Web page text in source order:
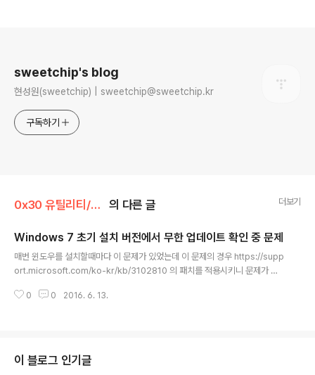
sweetchip's blog
현성원(sweetchip) | sweetchip@sweetchip.kr
구독하기
0x30 유틸리티/0x32 utility 의 다른 글 더보기
Windows 7 초기 설치 버전에서 무한 업데이트 확인 중 문제
매번 윈도우를 설치할때마다 이 문제가 있었는데 이 문제의 경우 https://supp
ort.microsoft.com/ko-kr/kb/3102810 의 패치를 적용시키니 문제가 해
아서 업데이트를 실행하기 전에 먼저 설치하고 업데이트를 진행하면 5분 이내
아래는 위 링크에서 가져온 내용.============================
================================ 문..
0 0 2016. 6. 13.
이 블로그 인기글